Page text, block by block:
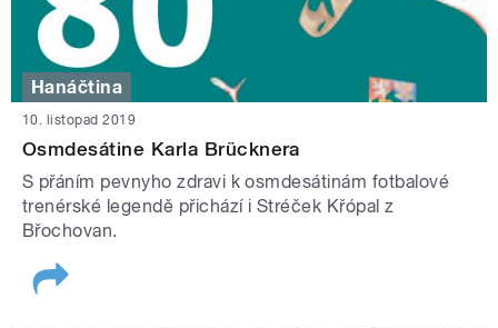
Hanáčtina
10. listopad 2019
Osmdesátine Karla Brücknera
S přáním pevnyho zdravi k osmdesátinám fotbalové
trenérské legendě přichází i Stréček Křópal z
Břochovan.